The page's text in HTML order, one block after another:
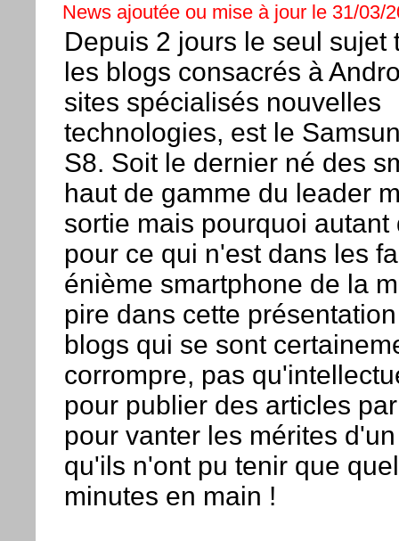
News ajoutée ou mise à jour le 31/03/
Depuis 2 jours le seul sujet
les blogs consacrés à
sites spécialisés nouvelles
technologies, est le
S8. Soit le dernier né des
haut de gamme du leader
sortie mais pourquoi autant
pour ce qui n'est dans les
énième smartphone de la
pire dans cette
blogs qui se sont
corrompre, pas
pour publier des articles
pour vanter les mérites
qu'ils n'ont pu tenir que
minutes en main !